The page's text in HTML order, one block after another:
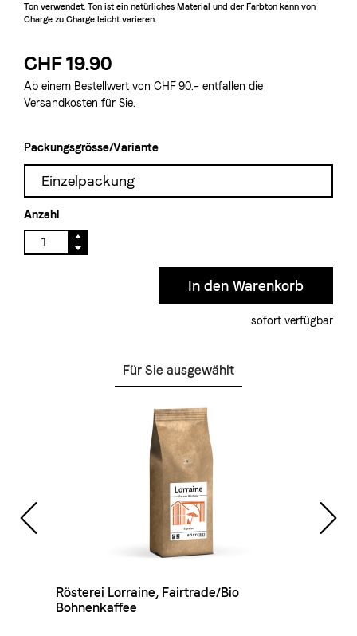
Ton verwendet. Ton ist ein natürliches Material und der Farbton kann von
Charge zu Charge leicht varieren.
CHF 19.90
Ab einem Bestellwert von CHF 90.– entfallen die
Versandkosten für Sie.
Packungsgrösse/Variante
Einzelpackung
Anzahl
sofort verfügbar
Für Sie ausgewählt
Rösterei Lorraine, Fairtrade/Bio
Bohnenkaffee